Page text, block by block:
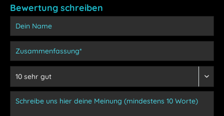
Bewertung schreiben